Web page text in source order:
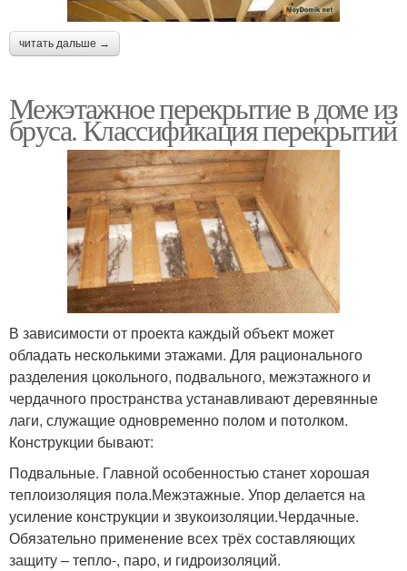
читать дальше →
Межэтажное перекрытие в доме из
бруса. Классификация перекрытий
В зависимости от проекта каждый объект может
обладать несколькими этажами. Для рационального
разделения цокольного, подвального, межэтажного и
чердачного пространства устанавливают деревянные
лаги, служащие одновременно полом и потолком.
Конструкции бывают:
Подвальные. Главной особенностью станет хорошая
теплоизоляция пола.Межэтажные. Упор делается на
усиление конструкции и звукоизоляции.Чердачные.
Обязательно применение всех трёх составляющих
защиту – тепло-, паро, и гидроизоляций.